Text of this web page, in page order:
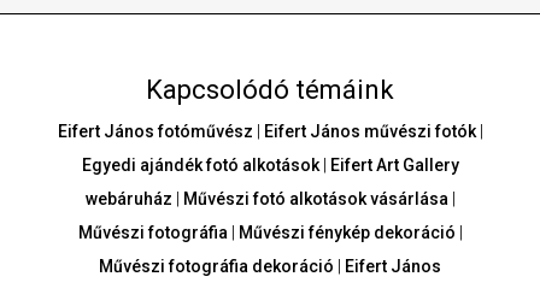
Kapcsolódó témáink
Eifert János fotóművész Eifert János művészi fotók|
Egyedi ajándék fotó alkotások|
Eifert Art Gallery
webáruház
Művészi fotó alkotások vásárlása
Művészi fotográfia
Művészi fénykép dekoráció
Művészi fotográfia dekoráció
Eifert János